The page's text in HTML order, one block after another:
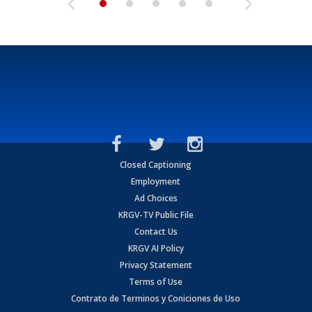
Closed Captioning
Employment
Ad Choices
KRGV-TV Public File
Contact Us
KRGV AI Policy
Privacy Statement
Terms of Use
Contrato de Terminos y Coniciones de Uso